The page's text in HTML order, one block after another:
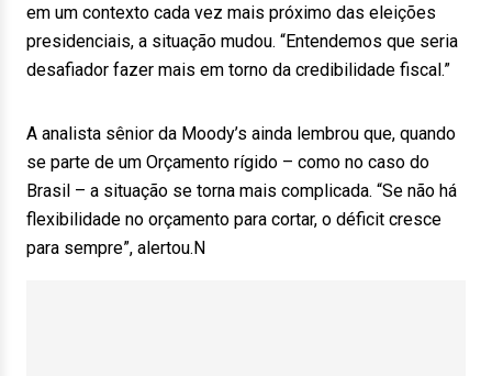
em um contexto cada vez mais próximo das eleições
presidenciais, a situação mudou. “Entendemos que seria
desafiador fazer mais em torno da credibilidade fiscal.”
A analista sênior da Moody’s ainda lembrou que, quando
se parte de um Orçamento rígido – como no caso do
Brasil – a situação se torna mais complicada. “Se não há
flexibilidade no orçamento para cortar, o déficit cresce
para sempre”, alertou.N